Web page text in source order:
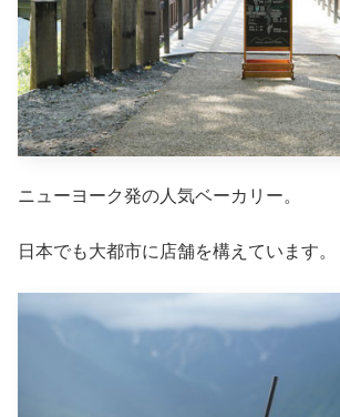
ニューヨーク発の人気ベーカリー。
日本でも大都市に店舗を構えています。